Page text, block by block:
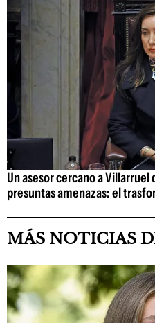
Un asesor cercano a Villarruel
presuntas amenazas: el
MÁS NOTICIAS